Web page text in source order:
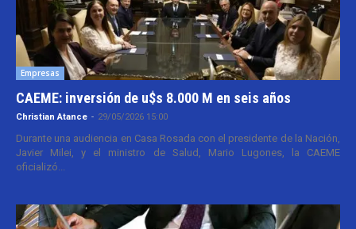
Empresas
CAEME: inversión de u$s 8.000 M en seis años
Christian Atance - 29/05/2026 15:00
Durante una audiencia en Casa Rosada con el presidente de la Nación,
Javier Milei, y el ministro de Salud, Mario Lugones, la CAEME
oficializó...